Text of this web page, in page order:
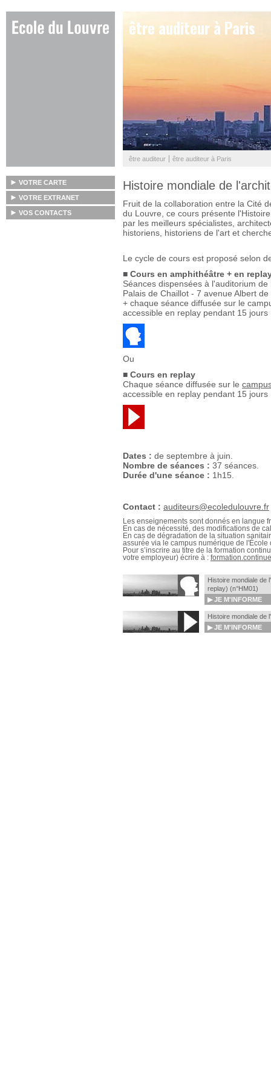
être auditeur à Paris
être auditeur être auditeur à Paris
VOTRE CARTE
VOTRE EXTRANET
VOS CONTACTS
Histoire mondiale de
Fruit de la collaboration entre la Cité
du Louvre, ce cours présente
par les meilleurs spécialistes,
historiens, historiens de l'art et
Le cycle de cours est proposé selon
■ Cours en amphithéâtre + en
Séances dispensées à l'auditorium
Palais de Chaillot - 7 avenue Albert
+ chaque séance diffusée sur le
accessible en replay pendant 15 jours
Ou
■ Cours en replay
Chaque séance diffusée sur le
accessible en replay pendant 15 jours
Dates : de septembre à juin.
Nombre de séances : 37 séances.
Durée d'une séance : 1h15.
Contact : auditeurs@ecoledulouvre.fr
Les enseignements sont donnés en langue
En cas de nécessité, des modifications de
En cas de dégradation de la situation
assurée via le campus numérique de l'École
Pour s’inscrire au titre de la formation
votre employeur) écrire à :
Histoire mondiale de
replay) (n°HM01)
▶JE M'INFORME
Histoire mondiale de
▶JE M'INFORME